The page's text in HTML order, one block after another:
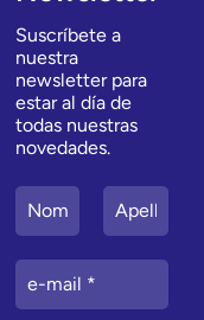
Suscríbete a
nuestra
newsletter para
estar al día de
todas nuestras
novedades.